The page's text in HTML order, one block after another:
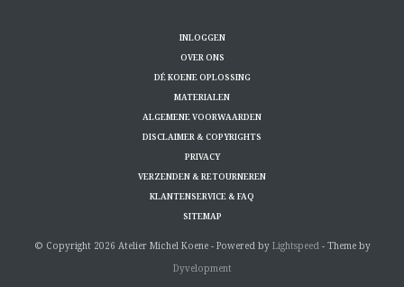
INLOGGEN
OVER ONS
DÉ KOENE OPLOSSING
MATERIALEN
ALGEMENE VOORWAARDEN
DISCLAIMER & COPYRIGHTS
PRIVACY
VERZENDEN & RETOURNEREN
KLANTENSERVICE & FAQ
SITEMAP
© Copyright 2026 Atelier Michel Koene - Powered by Lightspeed- Theme by
Dyvelopment